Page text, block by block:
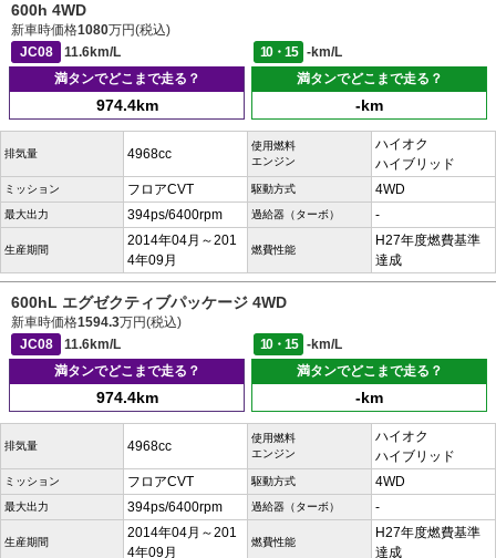
600h 4WD
新車時価格1080万円(税込)
JC08
11.6km/L 10・15
-km/L
満タンでどこまで走る？
974.4km
満タンでどこまで走る？
-km
排気量 4968cc
使用燃料
エンジン
ハイオク
ハイブリッド
ミッション フロアCVT 駆動方式 4WD
最大出力 394ps/6400rpm 過給器（ターボ） -
生産期間
2014年04月～201
4年09月
燃費性能
H27年度燃費基準
達成
600hL エグゼクティブパッケージ 4WD
新車時価格1594.3万円(税込)
JC08
11.6km/L 10・15
-km/L
満タンでどこまで走る？
974.4km
満タンでどこまで走る？
-km
排気量 4968cc
使用燃料
エンジン
ハイオク
ハイブリッド
ミッション フロアCVT 駆動方式 4WD
最大出力 394ps/6400rpm 過給器（ターボ） -
生産期間
2014年04月～201
4年09月
燃費性能
H27年度燃費基準
達成